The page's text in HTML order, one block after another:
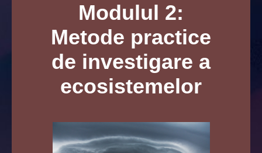
Modulul 2:
Metode practice
de investigare a
ecosistemelor